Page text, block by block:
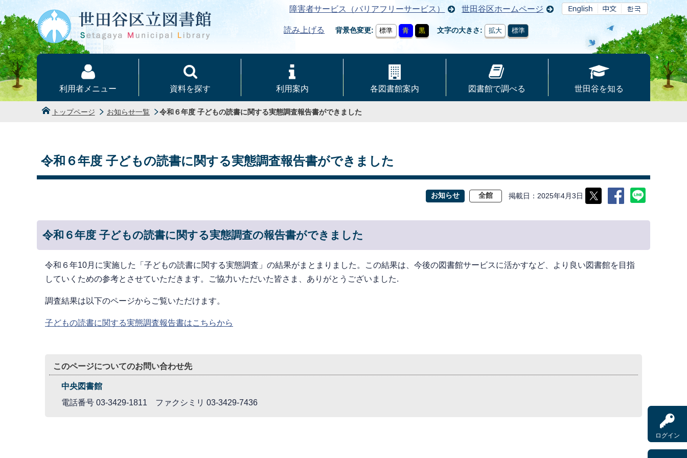
本文へ
障害者サービス（バリアフリーサービス） 世田谷区ホームページ
読み上げる 背景色変更 標準 青 黒 文字の大きさ 拡大 標準
ログイン
利用者メニュー 資料を探す 利用案内 各図書館案内 図書館で調べる 世田谷を知る
トップページ お知らせ一覧 令和６年度 子どもの読書に関する実態調査報告書ができました
令和６年度 子どもの読書に関する実態調査報告書ができました
お知らせ 全館 掲載日 2025年4月3日
令和６年度 子どもの読書に関する実態調査の報告書ができました
令和６年10月に実施した「子どもの読書に関する実態調査」の結果がまとまりました。この結果は、今後の図書館サービスに活かすなど、より良い図書館を目指
していくための参考とさせていただきます。ご協力いただいた皆さま、ありがとうございました.
調査結果は以下のページからご覧いただけます。
子どもの読書に関する実態調査報告書はこちらから
このページについてのお問い合わせ先
中央図書館
電話番号 03-3429-1811 ファクシミリ 03-3429-7436